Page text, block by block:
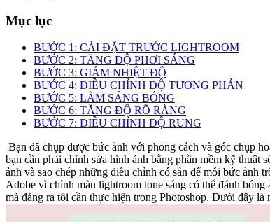
Mục lục
BƯỚC 1: CÀI ĐẶT TRƯỚC LIGHTROOM
BƯỚC 2: TĂNG ĐỘ PHƠI SÁNG
BƯỚC 3: GIẢM NHIỆT ĐỘ
BƯỚC 4: ĐIỀU CHỈNH ĐỘ TƯƠNG PHẢN
BƯỚC 5: LÀM SÁNG BÓNG
BƯỚC 6: TĂNG ĐỘ RÕ RÀNG
BƯỚC 7: ĐIỀU CHỈNH ĐỘ RUNG
Bạn đã chụp được bức ảnh với phong cách và góc chụp hoàn hảo. Tuy nhiên, nó
bạn cần phải chỉnh sửa hình ảnh bằng phần mềm kỹ
ảnh và sao chép những điều chỉnh có sẵn để mỗi bức ảnh trông tuyệt đẹp và tạo nên một trang Instagram
Adobe vì chỉnh màu lightroom tone sáng có thể đánh